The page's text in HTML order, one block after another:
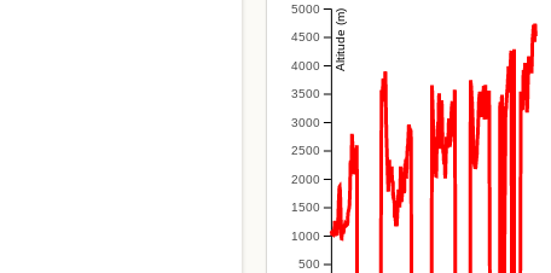
500
1000
1500
2000
2500
3000
3500
4000
4500
5000 Altitude (m)